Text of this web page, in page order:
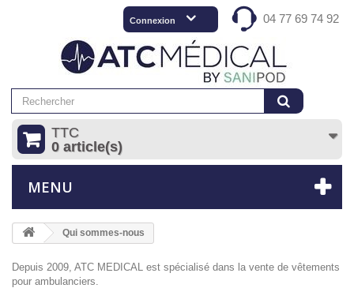
04 77 69 74 92
Connexion
TTC
0 article(s)
MENU
Qui sommes-nous
Depuis 2009, ATC MEDICAL est spécialisé dans la vente de vêtements
pour ambulanciers.